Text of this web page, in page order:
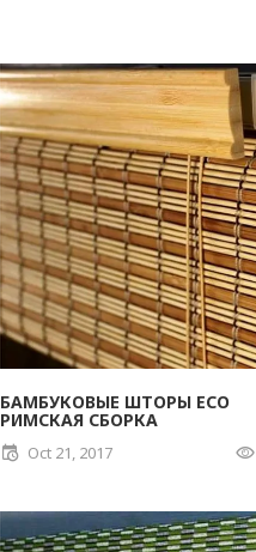
БАМБУКОВЫЕ ШТОРЫ ECO
РИМСКАЯ СБОРКА
Oct 21, 2017